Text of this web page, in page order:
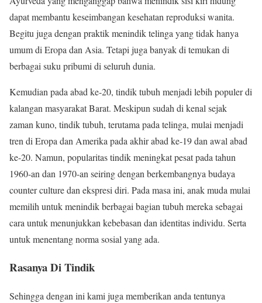
dapat membantu keseimbangan kesehatan reproduksi wanita.
Begitu juga dengan praktik menindik telinga yang tidak hanya
umum di Eropa dan Asia. Tetapi juga banyak di temukan di
berbagai suku pribumi di seluruh dunia.
Kemudian pada abad ke-20, tindik tubuh menjadi lebih populer di
kalangan masyarakat Barat. Meskipun sudah di kenal sejak
zaman kuno, tindik tubuh, terutama pada telinga, mulai menjadi
tren di Eropa dan Amerika pada akhir abad ke-19 dan awal abad
ke-20. Namun, popularitas tindik meningkat pesat pada tahun
1960-an dan 1970-an seiring dengan berkembangnya budaya
counter culture dan ekspresi diri. Pada masa ini, anak muda mulai
memilih untuk menindik berbagai bagian tubuh mereka sebagai
cara untuk menunjukkan kebebasan dan identitas individu. Serta
untuk menentang norma sosial yang ada.
Rasanya Di Tindik
Sehingga dengan ini kami juga memberikan anda tentunya